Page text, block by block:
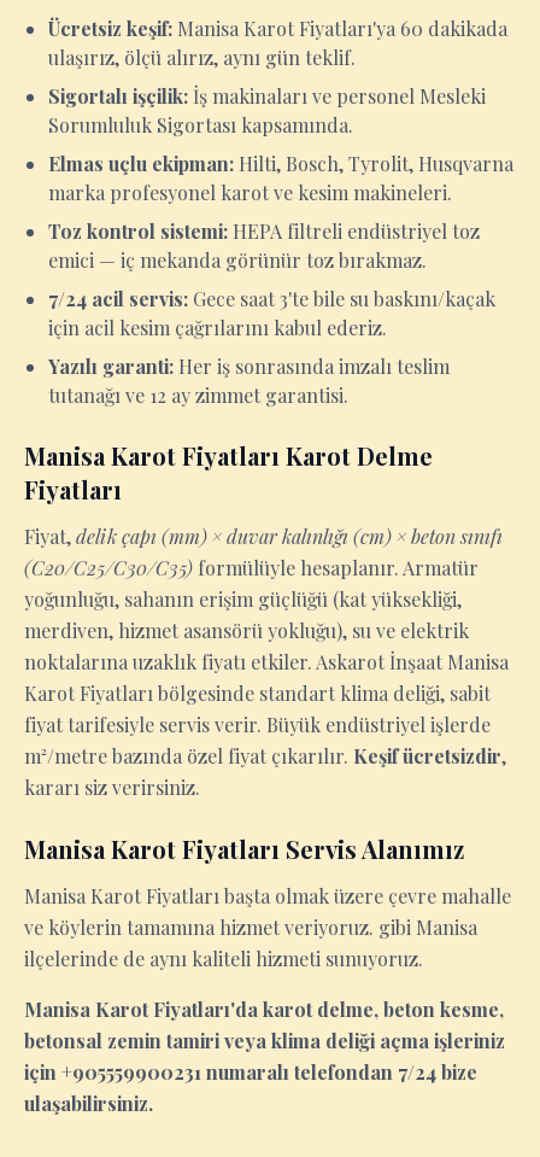
Ücretsiz keşif: Manisa Karot Fiyatları'ya 60 dakikada
ulaşırız, ölçü alırız, aynı gün teklif.
Sigortalı işçilik: İş makinaları ve personel Mesleki
Sorumluluk Sigortası kapsamında.
Elmas uçlu ekipman: Hilti, Bosch, Tyrolit, Husqvarna
marka profesyonel karot ve kesim makineleri.
Toz kontrol sistemi: HEPA filtreli endüstriyel toz
emici — iç mekanda görünür toz bırakmaz.
7/24 acil servis: Gece saat 3'te bile su baskını/kaçak
için acil kesim çağrılarını kabul ederiz.
Yazılı garanti: Her iş sonrasında imzalı teslim
tutanağı ve 12 ay zimmet garantisi.
Manisa Karot Fiyatları Karot Delme
Fiyatları
Fiyat,delik çapı (mm) × duvar kalınlığı (cm) × beton sınıfı
(C20/C25/C30/C35) formülüyle hesaplanır. Armatür
yoğunluğu, sahanın erişim güçlüğü (kat yüksekliği,
merdiven, hizmet asansörü yokluğu), su ve elektrik
noktalarına uzaklık fiyatı etkiler. Askarot İnşaat Manisa
Karot Fiyatları bölgesinde standart klima deliği, sabit
fiyat tarifesiyle servis verir. Büyük endüstriyel işlerde
m²/metre bazında özel fiyat çıkarılır. Keşif ücretsizdir,
kararı siz verirsiniz.
Manisa Karot Fiyatları Servis Alanımız
Manisa Karot Fiyatları başta olmak üzere çevre mahalle
ve köylerin tamamına hizmet veriyoruz. gibi Manisa
ilçelerinde de aynı kaliteli hizmeti sunuyoruz.
Manisa Karot Fiyatları'da karot delme, beton kesme,
betonsal zemin tamiri veya klima deliği açma işleriniz
için +905559900231 numaralı telefondan 7/24 bize
ulaşabilirsiniz.